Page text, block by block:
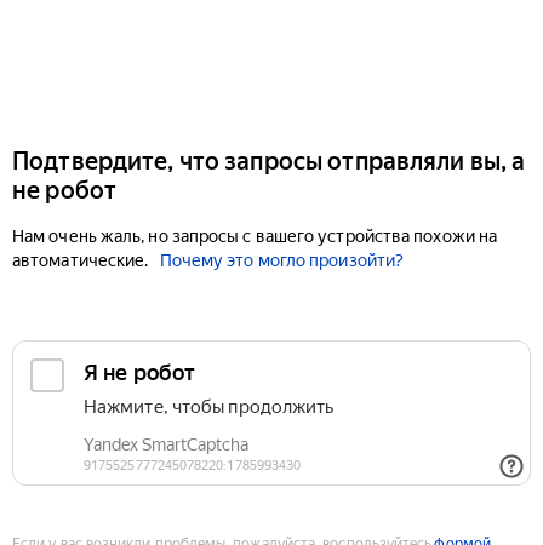
Подтвердите, что запросы отправляли вы, а
не робот
Нам очень жаль, но запросы с вашего устройства похожи на
автоматические.
Почему это могло произойти?